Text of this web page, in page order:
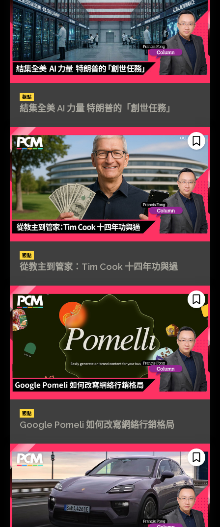
觀點
結集全美 AI 力量 特朗普的「創世任務」
觀點
從教主到管家：Tim Cook 十四年功與過
觀點
Google Pomeli 如何改寫網絡行銷格局